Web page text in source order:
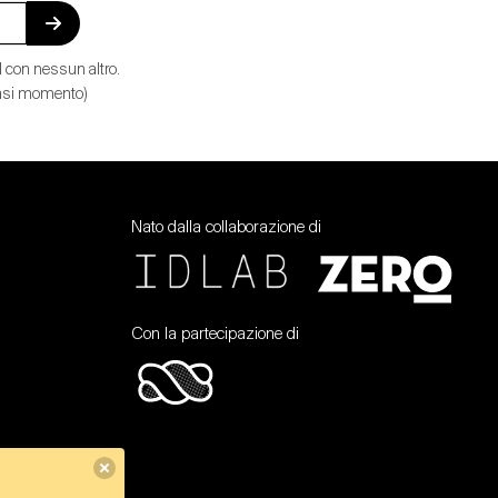
con nessun altro.
momento)
Nato dalla collaborazione di
Con la partecipazione di